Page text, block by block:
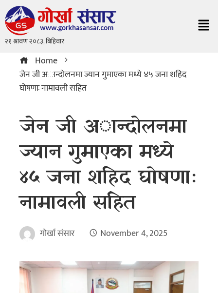
Home
जेन जी अान्दाेलनमा ज्यान गुमाएका मध्ये ४५ जना शहिद
घाेषणाः नामावली सहित
जेन जी अान्दाेलनमा
ज्यान गुमाएका मध्ये
४५ जना शहिद घाेषणाः
नामावली सहित
गोर्खा संसार November 4, 2025